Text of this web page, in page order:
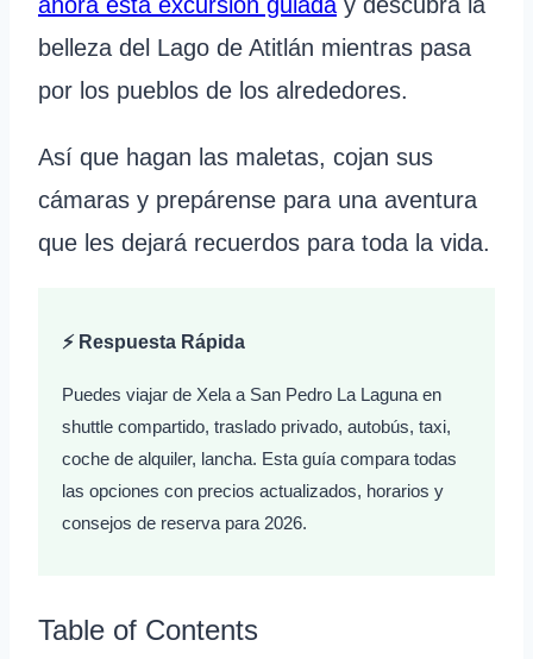
belleza del Lago de Atitlán mientras pasa
por los pueblos de los alrededores.
Así que hagan las maletas, cojan sus
cámaras y prepárense para una aventura
que les dejará recuerdos para toda la vida.
⚡ Respuesta Rápida
Puedes viajar de Xela a San Pedro La Laguna en
shuttle compartido, traslado privado, autobús, taxi,
coche de alquiler, lancha. Esta guía compara todas
las opciones con precios actualizados, horarios y
consejos de reserva para 2026.
Table of Contents